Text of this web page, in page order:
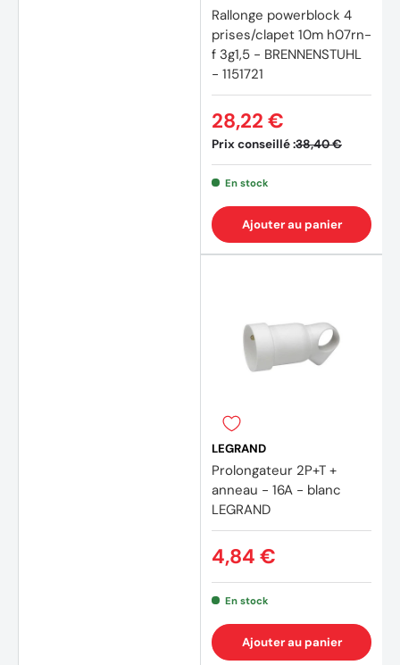
Rallonge powerblock 4
prises/clapet 10m h07rn-
f 3g1,5 - BRENNENSTUHL
- 1151721
Prix conseillé :38,40 €
28,22 €
En stock
Ajouter au panier
LEGRAND
Prolongateur 2P+T +
anneau - 16A - blanc
LEGRAND
4,84 €
En stock
Ajouter au panier